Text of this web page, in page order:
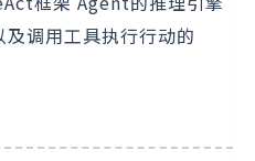
调用工具执行行动的